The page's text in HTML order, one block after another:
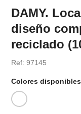
DAMY.
diseño
reciclado
Ref: 97145
Colores disponibles